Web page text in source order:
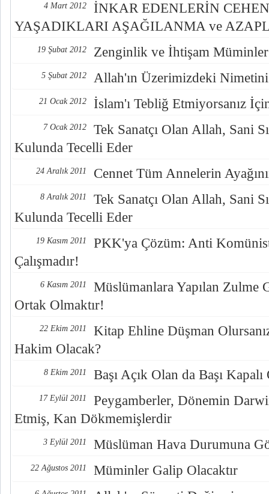
4 Mart 2012
İNKAR EDENLERİN
YAŞADIKLARI AŞAĞILANMA ve
19 Şubat 2012 Zenginlik ve İhtişam
5 Şubat 2012 Allah'ın Üzerimizdeki
21 Ocak 2012 İslam'ı Tebliğ Etmiyorsanız
7 Ocak 2012
Tek Sanatçı Olan Allah, Sani
Kulunda Tecelli Eder
24 Aralık 2011 Cennet Tüm Annelerin
8 Aralık 2011
Tek Sanatçı Olan Allah, Sani
Kulunda Tecelli Eder
19 Kasım 2011
PKK'ya Çözüm: Anti
Çalışmadır!
6 Kasım 2011
Müslümanlara Yapılan Zulme
Ortak Olmaktır!
22 Ekim 2011
Kitap Ehline Düşman
Hakim Olacak?
8 Ekim 2011 Başı Açık Olan da Başı
17 Eylül 2011
Peygamberler, Dönemin
Etmiş, Kan Dökmemişlerdir
3 Eylül 2011 Müslüman Hava Durumuna
22 Ağustos 2011 Müminler Galip Olacaktır